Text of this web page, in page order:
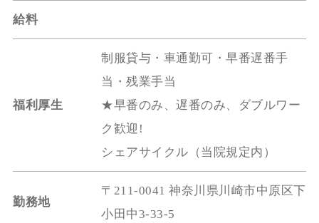
給料
福利厚生
制服貸与・車通勤可・早番遅番手
当・残業手当
★早番のみ、遅番のみ、ダブルワー
ク歓迎!
シェアサイクル（当院規定内）
勤務地
〒211-0041 神奈川県川崎市中原区下
小田中3-33-5